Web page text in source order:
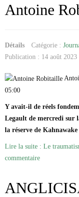
Antoine
Détails Catégorie :
Publication : 14 août 2023
05:00
Y avait-il de réels
Legault de mercredi sur
la réserve de Kahnawake
Lire la suite : Le
commentaire